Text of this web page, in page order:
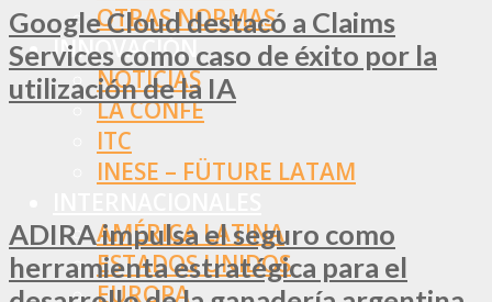
OTRAS NORMAS
INNOVACIÓN
NOTICIAS
LA CONFE
ITC
INESE – FÜTURE LATAM
AMÉRICA LATINA
ESTADOS UNIDOS
EUROPA
Google Cloud destacó a Claims
Services como caso de éxito por la
utilización de la IA
ADIRA impulsa el seguro como
herramienta estratégica para el